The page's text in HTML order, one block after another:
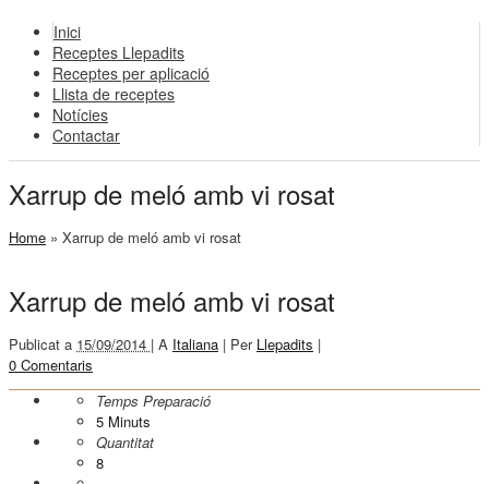
Inici
Receptes Llepadits
Receptes per aplicació
Llista de receptes
Notícies
Contactar
Xarrup de meló amb vi rosat
Home » Xarrup de meló amb vi rosat
Xarrup de meló amb vi rosat
Publicat a 15/09/2014 | A Italiana | Per Llepadits |
0 Comentaris
Temps Preparació
5 Minuts
Quantitat
8